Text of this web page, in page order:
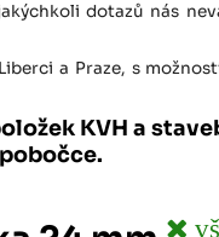
dotazů nás
a Praze, s
KVH a
KONTAKT
KONTAKT